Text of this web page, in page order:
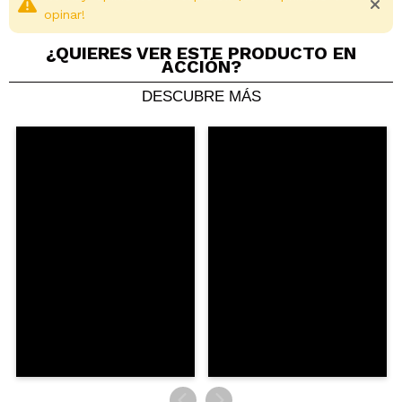
Cruelty free.
Vegan.
Gluten free.
opinar!
¿QUIERES VER ESTE PRODUCTO EN
ACCIÓN?
DESCUBRE MÁS